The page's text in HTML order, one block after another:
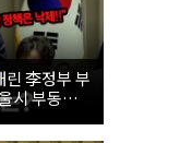
李정부 부
시 부동산